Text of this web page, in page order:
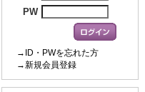
PW
→ID・PWを忘れた方
→新規会員登録